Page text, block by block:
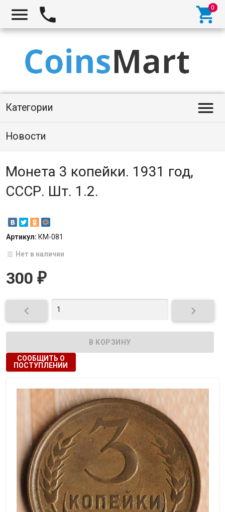
  
Категории 
Новости
Монета 3 копейки. 1931 год,
СССР. Шт. 1.2.
Артикул: КМ-081
Нет в наличии
300 ₽
 
СООБЩИТЬ О
ПОСТУПЛЕНИИ